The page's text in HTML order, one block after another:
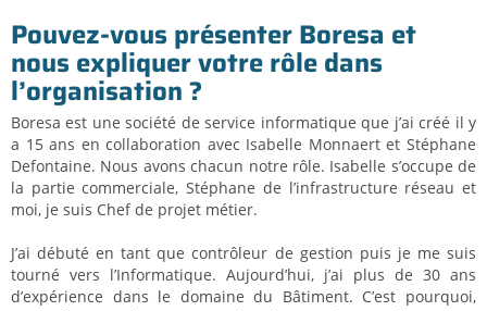
Pouvez-vous présenter Boresa et
nous expliquer votre rôle dans
l’organisation ?
Boresa est une société de service informatique que j’ai créé il y
a 15 ans en collaboration avec Isabelle Monnaert et Stéphane
Defontaine. Nous avons chacun notre rôle. Isabelle s’occupe de
la partie commerciale, Stéphane de l’infrastructure réseau et
moi, je suis Chef de projet métier.
J’ai débuté en tant que contrôleur de gestion puis je me suis
tourné vers l’Informatique. Aujourd’hui, j’ai plus de 30 ans
d’expérience dans le domaine du Bâtiment. C’est pourquoi,